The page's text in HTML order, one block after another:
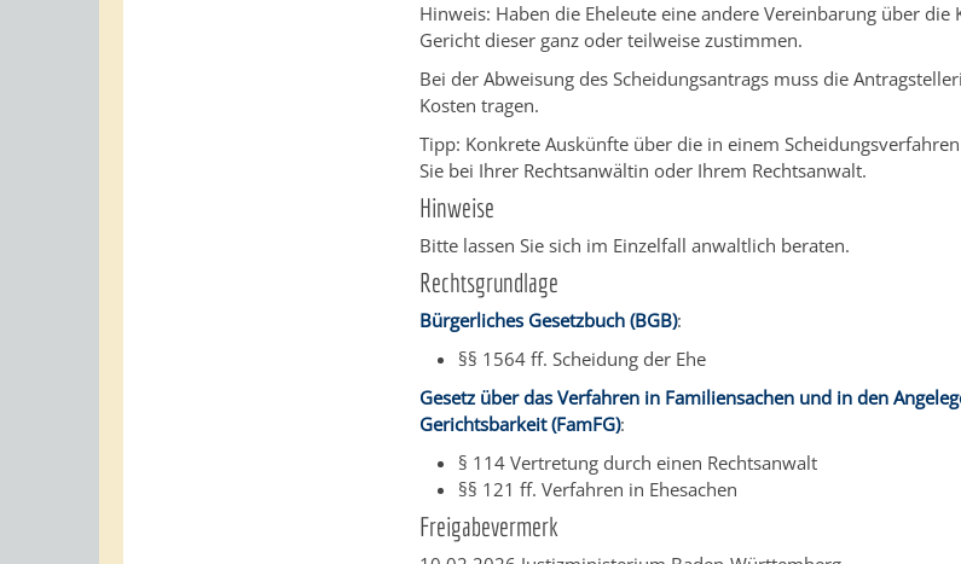
Hinweis: Haben die Eheleute eine andere Vereinbarung über die
Gericht dieser ganz oder teilweise zustimmen.
Bei der Abweisung des Scheidungsantrags muss die
Kosten tragen.
Tipp: Konkrete Auskünfte über die in einem
Sie bei Ihrer Rechtsanwältin oder Ihrem Rechtsanwalt.
Hinweise
Bitte lassen Sie sich im Einzelfall anwaltlich beraten.
Rechtsgrundlage
Bürgerliches Gesetzbuch (BGB):
§§ 1564 ff. Scheidung der Ehe
Gesetz über das Verfahren in Familiensachen und in den
Gerichtsbarkeit (FamFG):
§ 114 Vertretung durch einen Rechtsanwalt
§§ 121 ff. Verfahren in Ehesachen
Freigabevermerk